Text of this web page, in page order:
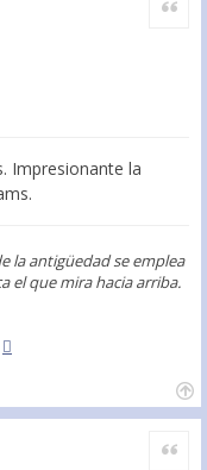
Impresionante la
la antigüedad se emplea
el que mira hacia arriba.
Citar